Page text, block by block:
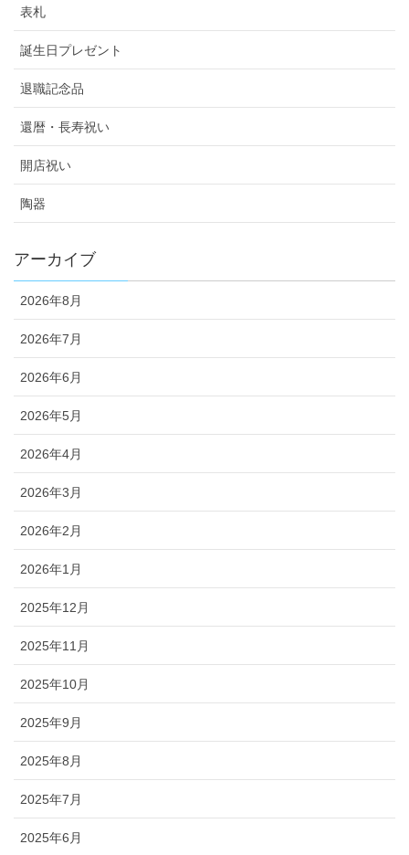
表札
誕生日プレゼント
退職記念品
還暦・長寿祝い
開店祝い
陶器
アーカイブ
2026年8月
2026年7月
2026年6月
2026年5月
2026年4月
2026年3月
2026年2月
2026年1月
2025年12月
2025年11月
2025年10月
2025年9月
2025年8月
2025年7月
2025年6月